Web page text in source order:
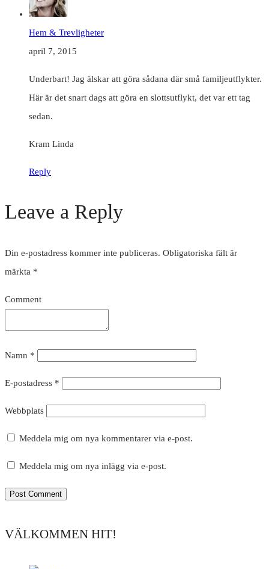
Hem & Trevligheter
april 7, 2015
Underbart! Jag älskar att göra sådana där små familjeutflykter.
Här är det snart dags att göra en slottsutflykt, det var ett tag
sedan.
Kram Linda
Reply
Leave a Reply
Din e-postadress kommer inte publiceras. Obligatoriska fält är
märkta *
Comment
Namn *
E-postadress *
Webbplats
Meddela mig om nya kommentarer via e-post.
Meddela mig om nya inlägg via e-post.
VÄLKOMMEN HIT!